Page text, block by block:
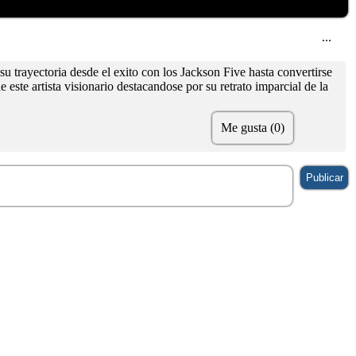
...
desde el exito con los Jackson Five hasta convertirse
artista visionario destacandose por su retrato imparcial de la
Me gusta (0)